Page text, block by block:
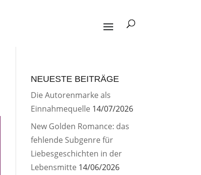
NEUESTE BEITRÄGE
Die Autorenmarke als
Einnahmequelle 14/07/2026
New Golden Romance: das
fehlende Subgenre für
Liebesgeschichten in der
Lebensmitte 14/06/2026